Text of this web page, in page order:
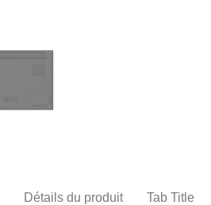
Détails du produit Tab Title